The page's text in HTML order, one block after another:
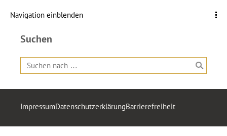
Navigation einblenden
Suchen
ImpressumDatenschutzerklärungBarrierefreiheit